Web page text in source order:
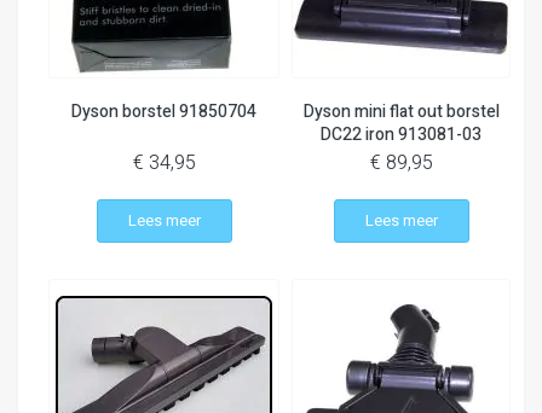
Dyson borstel 91850704
€ 34,95
Lees meer
Dyson mini flat out borstel
DC22 iron 913081-03
€ 89,95
Lees meer